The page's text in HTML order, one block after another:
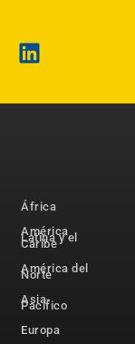
África
América
Latina y el
Caribe
América del
Norte
Asia-
Pacífico
Europa